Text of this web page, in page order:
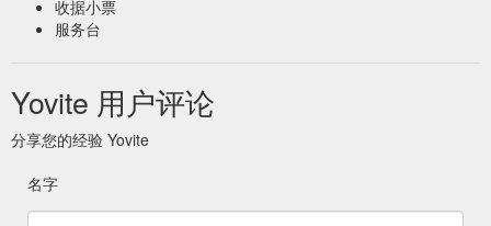
Sie können unsere Gutscheine
oder Fax zugesandt. Es ist sogar möglich den
Geschenkgutschein zusätzlich per SMS ausliefern zu lassen.
https://www.yovite.com/Gutschein-Hamm.html
Warum muss ein
Gutschein / eine Geschenkkarte mit Gutschein-Passwort vor
收据小票
服务台
Yovite 用户评论
分享您的经验 Yovite
名字